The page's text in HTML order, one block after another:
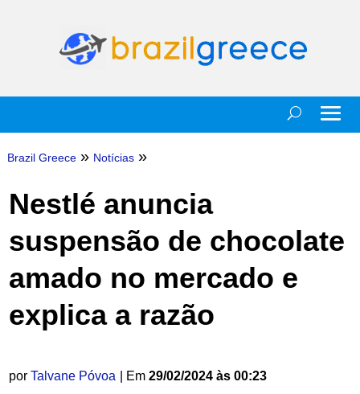
Brazil Greece » Notícias »
Nestlé anuncia
suspensão de chocolate
amado no mercado e
explica a razão
por Talvane Póvoa | Em 29/02/2024 às 00:23